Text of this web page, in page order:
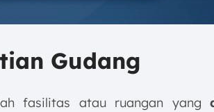
Gudang
fasilitas atau ruangan yang